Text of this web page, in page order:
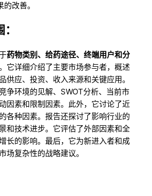
改善。
药物类别、给药途径、终端用户和分
它详细介绍了主要市场参与者，概述
供应、投资、收入来源和关键应用。
争环境的见解、SWOT分析、当前市
因素和限制因素。此外，它讨论了近
各种因素。报告还探讨了影响行业的
和技术进步。它评估了外部因素和全
长的影响。最后，它为新进入者和成
场复杂性的战略建议。